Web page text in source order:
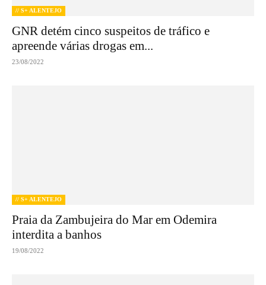
// S+ ALENTEJO
GNR detém cinco suspeitos de tráfico e
apreende várias drogas em...
23/08/2022
// S+ ALENTEJO
Praia da Zambujeira do Mar em Odemira
interdita a banhos
19/08/2022